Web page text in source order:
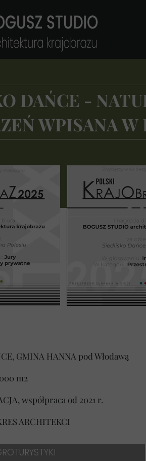
DAŃCE -
WPISANA
GMINA HANNA pod Włodawą
m2
współpraca od 2021 r.
ARCHITEKCI